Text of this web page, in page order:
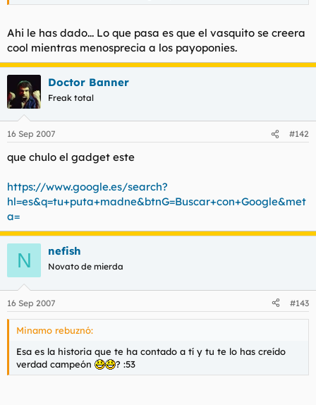
Ahi le has dado... Lo que pasa es que el vasquito se creera
cool mientras menosprecia a los payoponies.
Doctor Banner
Freak total
16 Sep 2007 #142
que chulo el gadget este
https://www.google.es/search?
hl=es&q=tu+puta+madne&btnG=Buscar+con+Google&met
a=
N nefish
Novato de mierda
16 Sep 2007 #143
Minamo rebuznó:
Esa es la historia que te ha contado a tí y tu te lo has creído
verdad campeón
? :53